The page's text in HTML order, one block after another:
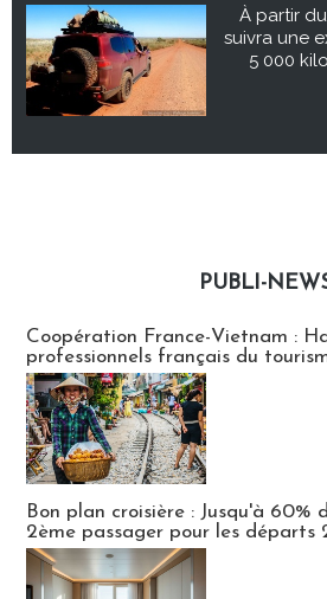
À partir
suivra une
5 000
PUBLI-
Coopération France-Vietnam :
professionnels français du
Bon plan croisière : Jusqu'à 60%
2ème passager pour les départs